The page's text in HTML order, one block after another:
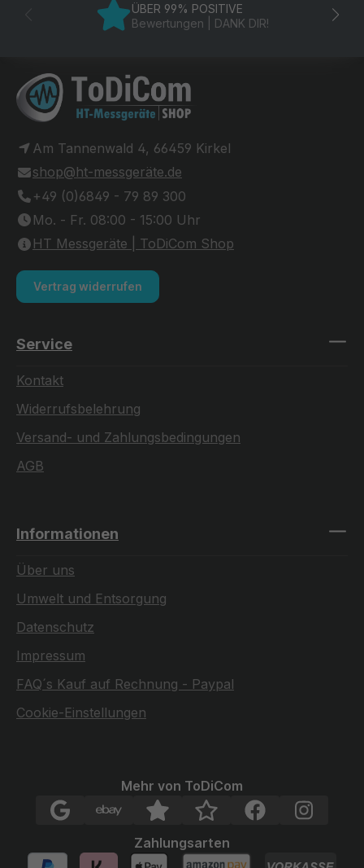
ÜBER 99% POSITIVE
Bewertungen | DANK DIR!
Am Tannenwald 4, 66459 Kirkel
shop@ht-messgeräte.de
+49 (0)6849 - 79 89 300
Mo. - Fr. 08:00 - 15:00 Uhr
HT Messgeräte | ToDiCom Shop
Vertrag widerrufen
Service
Kontakt
Widerrufsbelehrung
Versand- und Zahlungsbedingungen
AGB
Informationen
Über uns
Umwelt und Entsorgung
Datenschutz
Impressum
FAQ´s Kauf auf Rechnung - Paypal
Cookie-Einstellungen
Mehr von ToDiCom
Zahlungsarten